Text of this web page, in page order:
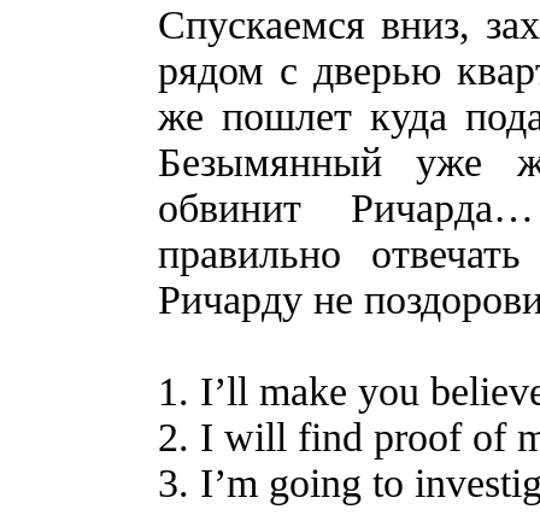
Спускаемся вниз,
рядом с дверью
же пошлет куда
Безымянный уже
обвинит
правильно
Ричарду не
1. I’ll make you
2. I will find proof of
3. I’m going to